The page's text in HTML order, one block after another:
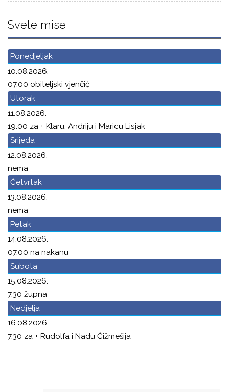
Svete mise
Ponedjeljak
10.08.2026.
07.00 obiteljski vjenčić
Utorak
11.08.2026.
19.00 za + Klaru, Andriju i Maricu Lisjak
Srijeda
12.08.2026.
nema
Četvrtak
13.08.2026.
nema
Petak
14.08.2026.
07.00 na nakanu
Subota
15.08.2026.
7.30 župna
Nedjelja
16.08.2026.
7.30 za + Rudolfa i Nadu Čižmešija